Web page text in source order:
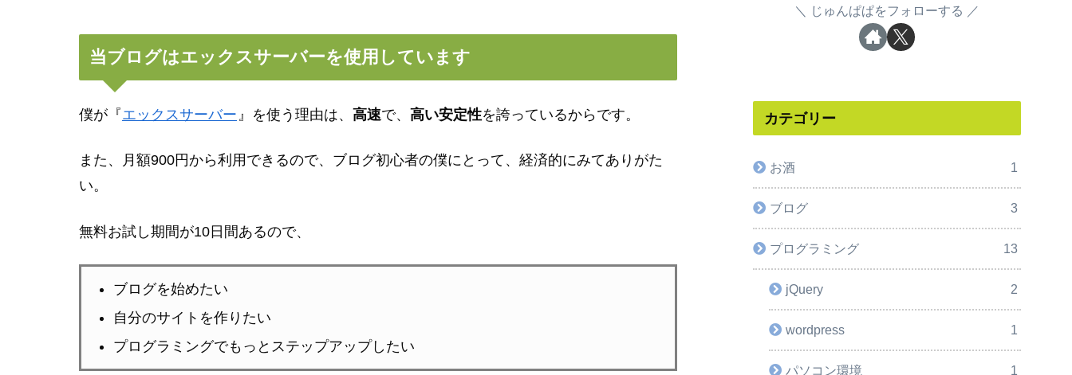
当ブログはエックスサーバーを使用しています
僕が『エックスサーバー 』を使う理由は、 高速で、 高い安定性を誇っているからです。
また、月額900円から利用できるので、ブログ初心者の僕にとって、経済的にみてありがた
い。
無料お試し期間が10日間あるので、
ブログを始めたい
自分のサイトを作りたい
プログラミングでもっとステップアップしたい
じゅんぱぱをフォローする
カテゴリー
お酒 1
ブログ 3
プログラミング 13
jQuery 2
wordpress 1
パソコン環境 1